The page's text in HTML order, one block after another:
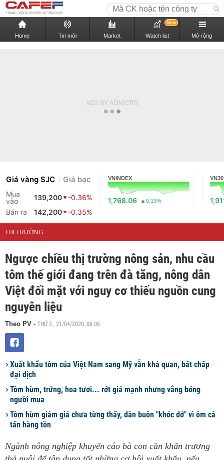
Home Tin mới Market Watch list
New
Mở rộng
Giá vàng SJC Giá bạc
Mua
vào
139,200
-0.36%
Bán ra
142,200 -0.35%
VNINDEX
1,768.06 0.19%
VN30
THỊ TRƯỜNG
Ngược chiều thị trường nông sản, nhu cầu
tôm thế giới đang trên đà tăng, nông dân
Việt đối mặt với nguy cơ thiếu nguồn cung
nguyên liệu
Theo PV - THỨ 3 , 21/04/2020, 06:06
Xuất khẩu tôm của Việt Nam sang Mỹ vẫn khả quan, bất chấp
đại dịch
Tôm hùm, trứng, hoa tươi... rớt giá mạnh nhưng vắng bóng
người mua
Tôm hùm giảm giá chưa từng thấy, dân buôn "khóc dở" vì ôm cả
tấn hàng tồn
Ngành nông nghiệp khuyến cáo bà con cần khẩn trương